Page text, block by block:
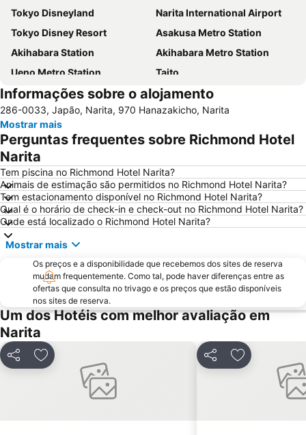
Tokyo Disneyland
Narita International Airport
Tokyo Disney Resort
Asakusa Metro Station
Akihabara Station
Akihabara Metro Station
Ueno Metro Station
Taito
Uneo
Aeroporto Internacional de Narita
Chiba Station
Makuhari Messe
Oshiage Metro Station
Narita Station
Kaihin-Makuhari Station
Tsukuba International Congress Center
Nishi-Kasai Metro Station
Kinshicho Station
Adachi
Templo Sensoji
Machiya Metro Station
Okachimachi Station
Informações sobre o alojamento
286-0033, Japão, Narita, 970 Hanazakicho, Narita
Mostrar mais
Perguntas frequentes sobre Richmond Hotel
Narita
Tem piscina no Richmond Hotel Narita?
Animais de estimação são permitidos no Richmond Hotel Narita?
Tem estacionamento disponível no Richmond Hotel Narita?
Qual é o horário de check-in e check-out no Richmond Hotel Narita?
Onde está localizado o Richmond Hotel Narita?
Mostrar mais
Os preços e a disponibilidade que recebemos dos sites de reserva
mudam frequentemente. Como tal, pode haver diferenças entre as
ofertas que consulta no trivago e os preços que estão disponíveis
nos sites de reserva.
Um dos Hotéis com melhor avaliação em
Narita
PartilharAdicionar aos favoritos PartilharAdicionar